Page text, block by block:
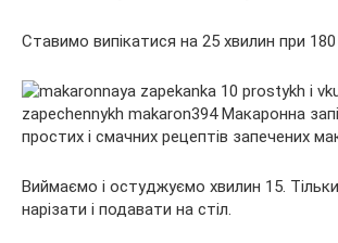
Ставимо випікатися на 25 хвилин при 180
Виймаємо і остуджуємо хвилин 15.
нарізати і подавати на стіл.